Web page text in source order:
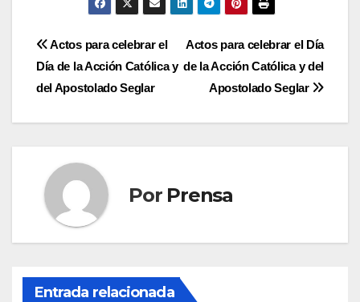
Navegación
de
entradas
Actos para celebrar el Día
de la Acción Católica y del
Apostolado Seglar
Actos para celebrar el
Día de la Acción Católica y
del Apostolado Seglar
Por Prensa
Entrada relacionada